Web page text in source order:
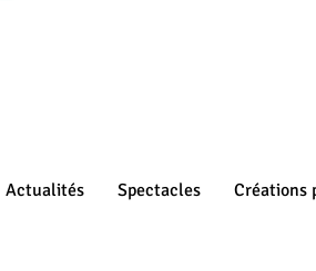
Actualités Spectacles Créations